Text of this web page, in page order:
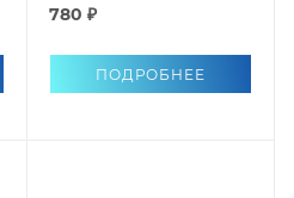
780 ₽
ПОДРОБНЕЕ